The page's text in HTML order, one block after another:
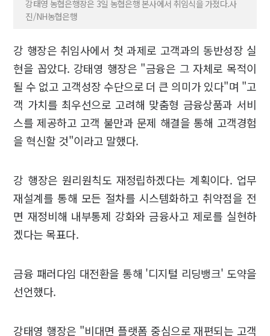
강태영 농협은행장은 3일 농협은행 본사에서 취임식을 가졌다.사
진/NH농협은행
강 행장은 취임사에서 첫 과제로 고객과의 동반성장 실
현을 꼽았다. 강태영 행장은 "금융은 그 자체로 목적이
될 수 없고 고객성장 수단으로 더 큰 의미가 있다"며 "고
객 가치를 최우선으로 고려해 맞춤형 금융상품과 서비
스를 제공하고 고객 불만과 문제 해결을 통해 고객경험
을 혁신할 것"이라고 말했다.
강 행장은 원리원칙도 재정립하겠다는 계획이다. 업무
재설계를 통해 모든 절차를 시스템화하고 취약점을 전
면 재정비해 내부통제 강화와 금융사고 제로를 실현하
겠다는 목표다.
금융 패러다임 대전환을 통해 '디지털 리딩뱅크' 도약을
선언했다.
강태영 행장은 "비대면 플랫폼 중심으로 재편되는 고객